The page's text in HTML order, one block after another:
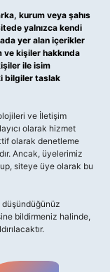
kurum veya şahıs
yalnızca kendi
yer alan içerikler
kişiler hakkında
ile isim
bilgiler taslak
ve İletişim
olarak hizmet
olarak denetleme
Ancak, üyelerimiz
siteye üye olarak bu
düşündüğünüz
bildirmeniz halinde,